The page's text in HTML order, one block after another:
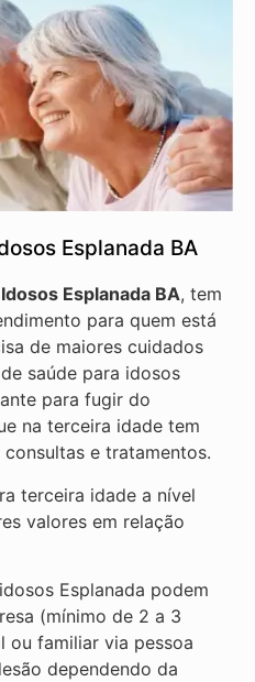
Esplanada BA
Esplanada BA, tem
para quem está
de maiores cuidados
saúde para idosos
para fugir do
na terceira idade tem
e tratamentos.
terceira idade a nível
valores em relação
Esplanada podem
(mínimo de 2 a 3
ou familiar via pessoa
dependendo da